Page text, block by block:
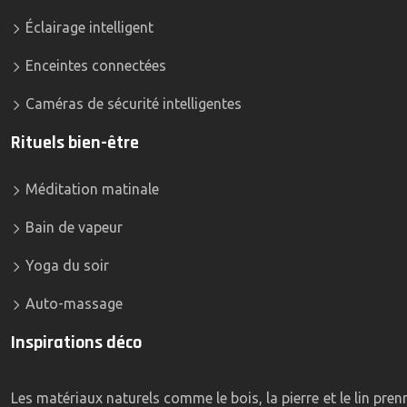
Éclairage intelligent
Enceintes connectées
Caméras de sécurité intelligentes
Rituels bien-être
Méditation matinale
Bain de vapeur
Yoga du soir
Auto-massage
Inspirations déco
Les matériaux naturels comme le bois, la pierre et le lin